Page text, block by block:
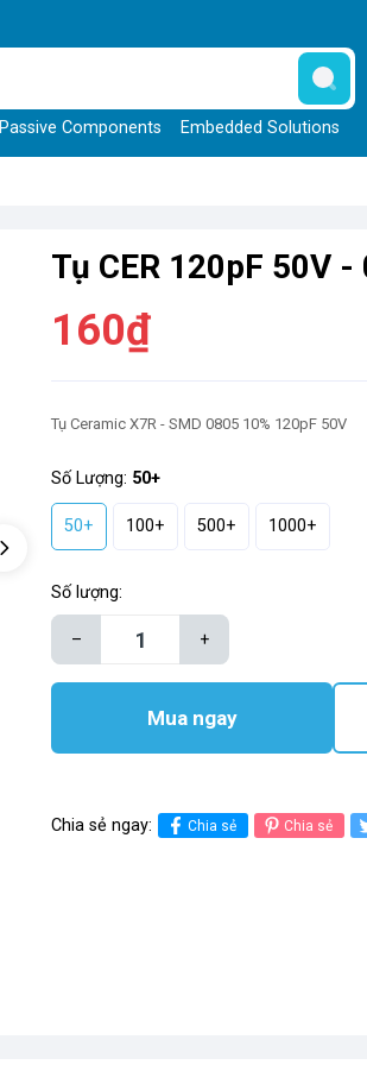
Passive Components Embedded Solutions
Tụ CER 120pF 50V -
160₫
Tụ Ceramic X7R - SMD 0805 10% 120pF 50V
Số Lượng: 50+
50+ 100+ 500+ 1000+
Số lượng:
– +
Mua ngay
Chia sẻ ngay: Chia sẻ Chia sẻ